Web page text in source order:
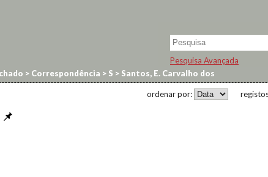
Pesquisa Avançada
> Correspondência > S > Santos, E. Carvalho dos
ordenar por: